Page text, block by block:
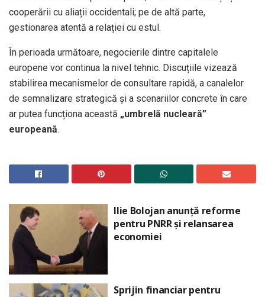
cooperării cu aliații occidentali; pe de altă parte,
gestionarea atentă a relației cu estul.
În perioada următoare, negocierile dintre capitalele
europene vor continua la nivel tehnic. Discuțiile vizează
stabilirea mecanismelor de consultare rapidă, a canalelor
de semnalizare strategică și a scenariilor concrete în care
ar putea funcționa această „umbrelă nucleară”
europeană.
Ilie Bolojan anunță reforme
pentru PNRR și relansarea
economiei
Sprijin financiar pentru